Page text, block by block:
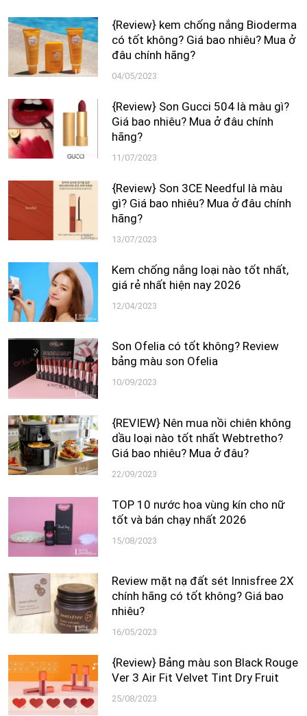
{Review} kem chống nắng Bioderma
có tốt không? Giá bao nhiêu? Mua ở
đâu chính hãng?
04/05/2023
{Review} Son Gucci 504 là màu gì?
Giá bao nhiêu? Mua ở đâu chính
hãng?
11/07/2023
{Review} Son 3CE Needful là màu
gì? Giá bao nhiêu? Mua ở đâu chính
hãng?
13/07/2023
Kem chống nắng loại nào tốt nhất,
giá rẻ nhất hiện nay 2026
12/04/2023
Son Ofelia có tốt không? Review
bảng màu son Ofelia
10/09/2023
{REVIEW} Nên mua nồi chiên không
dầu loại nào tốt nhất Webtretho?
Giá bao nhiêu? Mua ở đâu?
22/09/2023
TOP 10 nước hoa vùng kín cho nữ
tốt và bán chạy nhất 2026
15/08/2023
Review mặt nạ đất sét Innisfree 2X
chính hãng có tốt không? Giá bao
nhiêu?
16/05/2023
{Review} Bảng màu son Black Rouge
Ver 3 Air Fit Velvet Tint Dry Fruit
25/08/2023